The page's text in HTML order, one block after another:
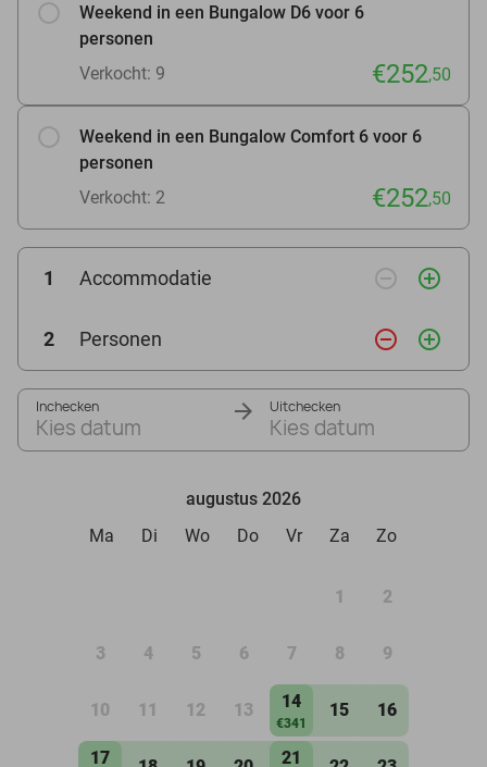
Weekend in een Bungalow D6 voor 6
personen
Verkocht: 9
€252,50
Weekend in een Bungalow Comfort 6 voor 6
personen
Verkocht: 2
€252,50
1 Accommodatie remove_circle_outline add_circle_outline
2 Personen remove_circle_outline add_circle_outline
Inchecken
Kies datum
Uitchecken
Kies datum
augustus 2026
Ma
Di Wo Do Vr Za Zo
1 2
3 4 5 6 7 8 9
10 11 12 13 14
€341
15 16
17 21